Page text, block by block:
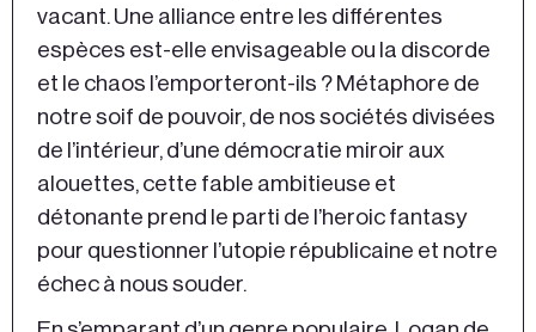
vacant. Une alliance entre les différentes
espèces est-elle envisageable ou la discorde
et le chaos l’emporteront-ils ? Métaphore de
notre soif de pouvoir, de nos sociétés divisées
de l’intérieur, d’une démocratie miroir aux
alouettes, cette fable ambitieuse et
détonante prend le parti de l’heroic fantasy
pour questionner l’utopie républicaine et notre
échec à nous souder.